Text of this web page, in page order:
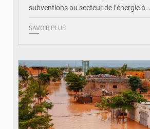
subventions au secteur de l’énergie à…
SAVOIR PLUS